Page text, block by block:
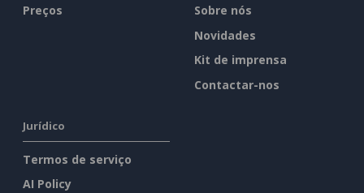
Preços
Sobre nós
Novidades
Kit de imprensa
Contactar-nos
Jurídico
Termos de serviço
AI Policy